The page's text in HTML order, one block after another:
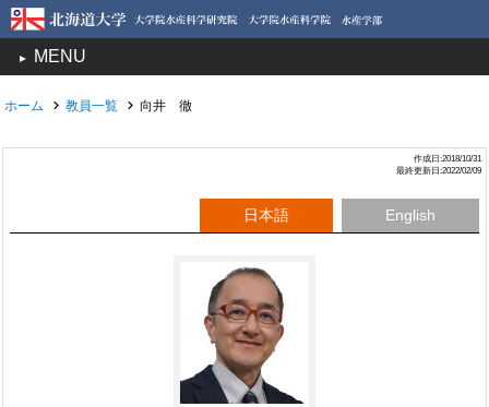
MENU
toggle
ホーム 教員一覧 向井 徹
作成日:2018/10/31
最終更新日:2022/02/09
日本語 English